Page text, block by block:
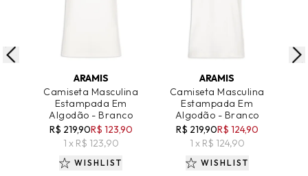
ADICIONAR AO CARRINHO
ARAMIS
Camiseta Masculina
Estampada Em
Algodão - Branco
R$ 219,90R$ 123,90
1 x R$ 123,90
WISHLIST
ADICIONAR AO CARRINHO
ARAMIS
Camiseta Masculina
Estampada Em
Algodão - Branco
R$ 219,90R$ 124,90
1 x R$ 124,90
WISHLIST